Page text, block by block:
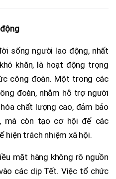
sống người lao động, nhất
khăn, là hoạt động trọng
công đoàn. Một trong các
đoàn, nhằm hỗ trợ người
chất lượng cao, đảm bảo
mà còn tạo cơ hội để các
hiện trách nhiệm xã hội.
mặt hàng không rõ nguồn
các dịp Tết. Việc tổ chức